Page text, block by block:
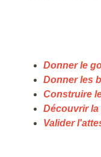
Donner le
Donner les
Construire
Découvrir
Valider